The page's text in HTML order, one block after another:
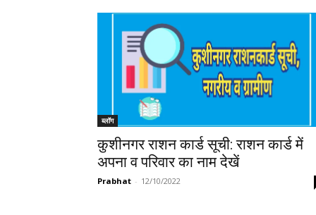
ब्लॉग
कुशीनगर राशन कार्ड सूची: राशन कार्ड में
अपना व परिवार का नाम देखें
Prabhat - 12/10/2022